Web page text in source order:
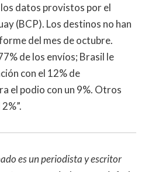
datos provistos por el
(BCP). Los destinos no han
del mes de octubre.
de los envíos; Brasil le
con el 12% de
el podio con un 9%. Otros
es un periodista y escritor